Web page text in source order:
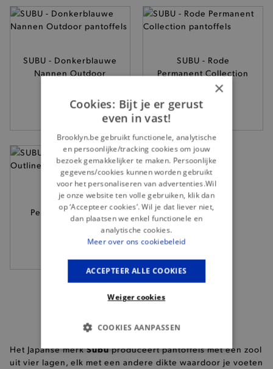
SUBU - Donkerblauwe
Nannen Outdoor
68,95
SUBU - Rode
Permanent Collection
pantoffels
55,-
SUBU - Zilver
Permanent Outline
pantoffels
Het Japanse merkSubuproduceert pantoffels met een zool
uit vier lagen, elk met een andere dikte waardoor je voeten
×
Cookies: Bijt je er gerust
even in vast!
Brooklyn.be gebruikt functionele, analytische
en persoonlijke/tracking cookies om jouw
bezoek gemakkelijker te maken. Persoonlijke
gegevens/cookies kunnen worden gebruikt
voor het personaliseren van advertenties.Wil
je onze website ten volle gebruiken, klik dan
op ‘Accepteer cookies’. Wil je dat liever niet,
dan plaatsen we enkel functionele en
analytische cookies.
Meer over ons cookiebeleid
ACCEPTEER ALLE COOKIES
Weiger cookies
COOKIES AANPASSEN
BASIS COOKIES